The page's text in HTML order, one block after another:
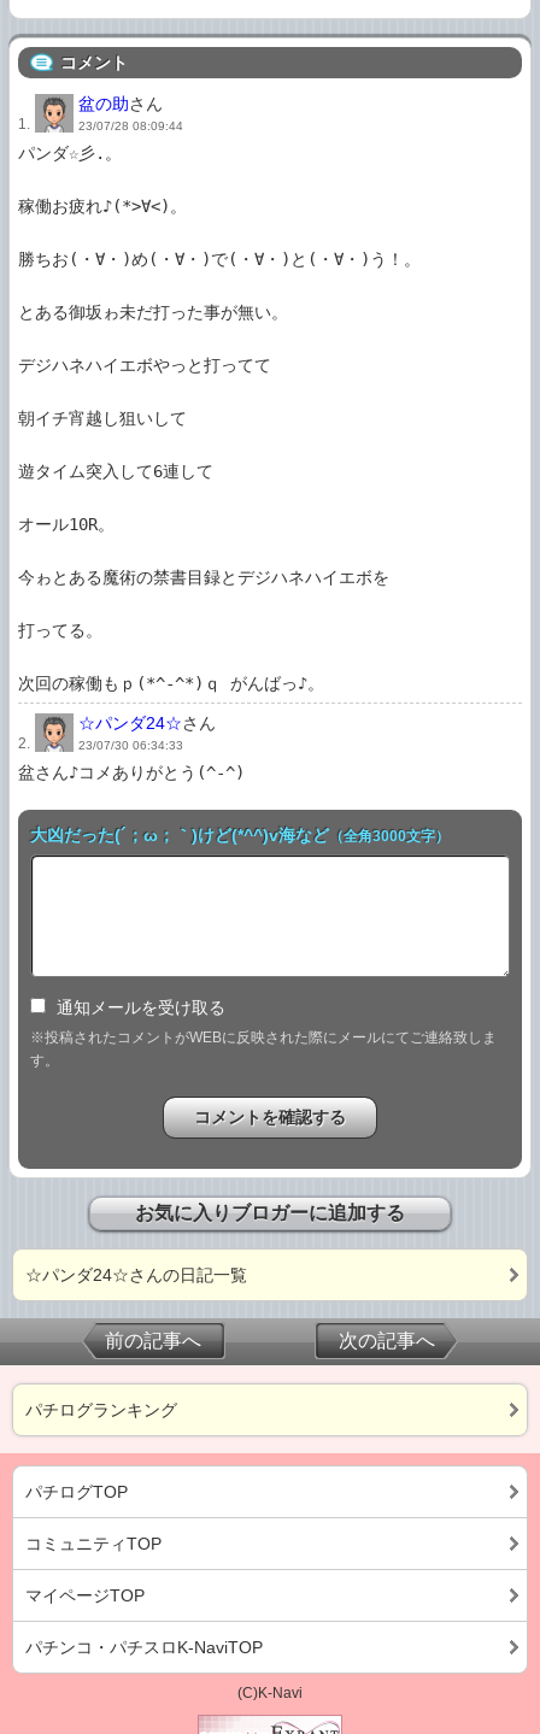
コメント
1.
盆の助さん
23/07/28 08:09:44
パンダ☆彡.。
稼働お疲れ♪(*>∀<)。
勝ちお(・∀・)め(・∀・)で(・∀・)と(・∀・)う！。
とある御坂ゎ未だ打った事が無い。
デジハネハイエボやっと打ってて
朝イチ宵越し狙いして
遊タイム突入して6連して
オール10R。
今ゎとある魔術の禁書目録とデジハネハイエボを
打ってる。
次回の稼働もｐ(*^-^*)ｑ がんばっ♪。
2.
☆パンダ24☆さん
23/07/30 06:34:33
盆さん♪コメありがとう(^-^)
大凶だった(´；ω；｀)けど(*^^)v海など （全角3000文字）
通知メールを受け取る
※投稿されたコメントがWEBに反映された際にメールにてご連絡致しま
す。
お気に入りブロガーに追加する
☆パンダ24☆さんの日記一覧
前の記事へ 次の記事へ
パチログランキング
パチログTOP
コミュニティTOP
マイページTOP
パチンコ・パチスロK-NaviTOP
(C)K-Navi